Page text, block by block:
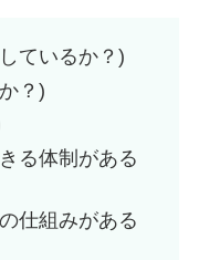
ているか？)
？)
る体制がある
仕組みがある